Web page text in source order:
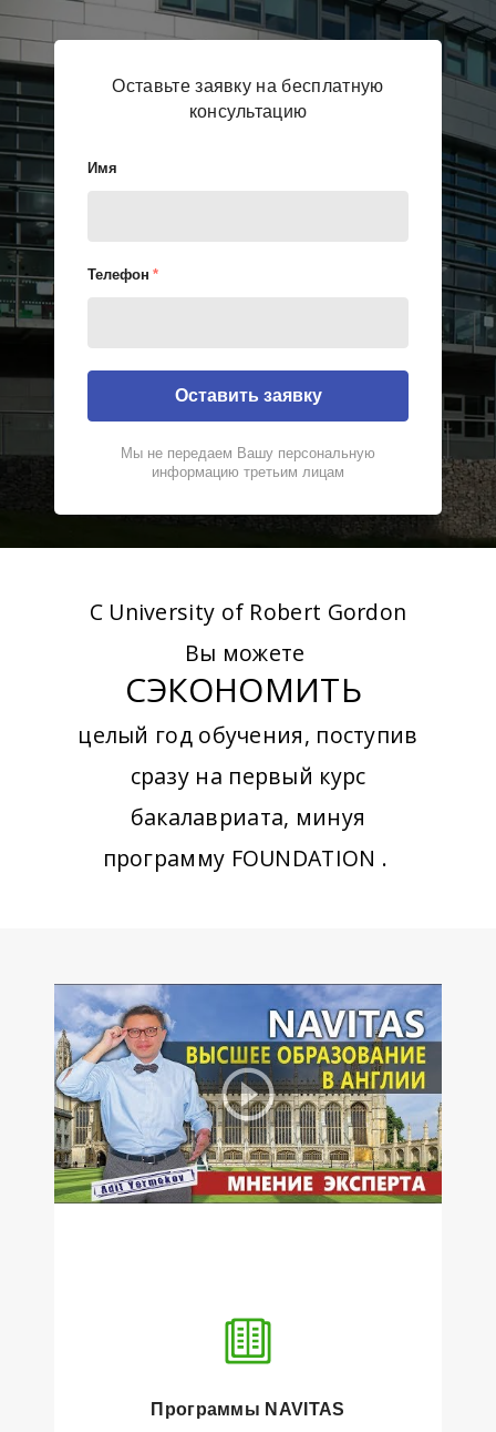
Оставьте заявку на бесплатную
консультацию
Имя
Телефон *
Оставить заявку
Мы не передаем Вашу персональную
информацию третьим лицам
С University of Robert Gordon
Вы можете
СЭКОНОМИТЬ
целый год обучения, поступив
сразу на первый курс
бакалавриата, минуя
программу FOUNDATION .
Программы NAVITAS